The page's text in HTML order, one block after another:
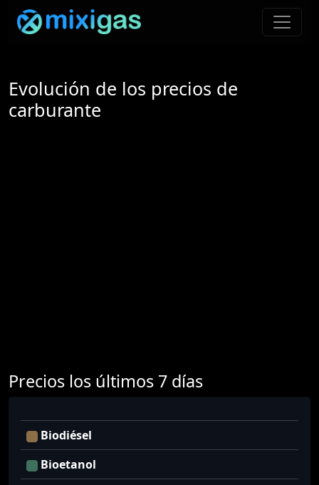
Evolución de los precios de
carburante
Precios los últimos 7 días
Biodiésel
Bioetanol